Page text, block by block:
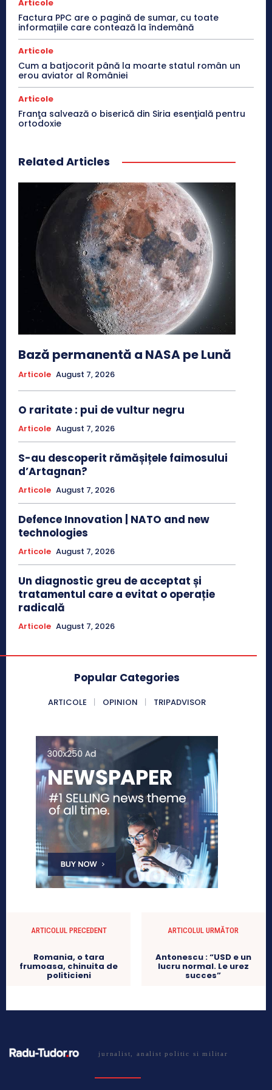
Articole
Factura PPC are o pagină de sumar, cu toate
informațiile care contează la îndemână
Articole
Cum a batjocorit până la moarte statul român un
erou aviator al României
Articole
Franţa salvează o biserică din Siria esenţială pentru
ortodoxie
Related Articles
Bază permanentă a NASA pe Lună
Articole August 7, 2026
O raritate : pui de vultur negru
Articole August 7, 2026
S-au descoperit rămășițele faimosului
d’Artagnan?
Articole August 7, 2026
Defence Innovation | NATO and new
technologies
Articole August 7, 2026
Un diagnostic greu de acceptat și
tratamentul care a evitat o operație
radicală
Articole August 7, 2026
Popular Categories
ARTICOLE OPINION TRIPADVISOR
ARTICOLUL PRECEDENT
Romania, o tara
frumoasa, chinuita de
politicieni
ARTICOLUL URMĂTOR
Antonescu : “USD e un
lucru normal. Le urez
succes”
jurnalist, analist politic si militar